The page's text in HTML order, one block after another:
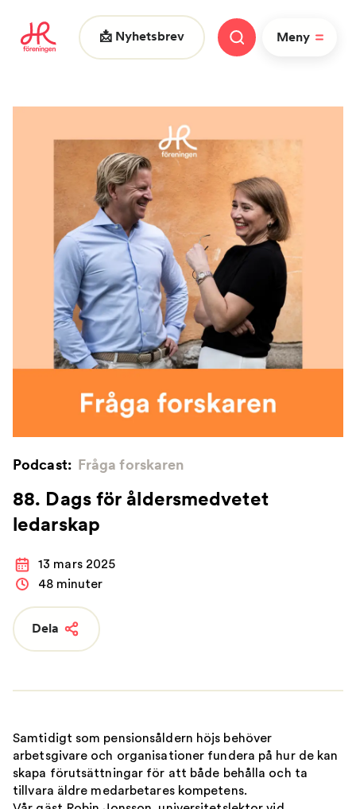
📩 Nyhetsbrev Meny
FAQ Nyheter Nätverk
HR dagarna
Podcast: Fråga forskaren
88. Dags för åldersmedvetet
ledarskap
13 mars 2025
48 minuter
Dela
Samtidigt som pensionsåldern höjs behöver
arbetsgivare och organisationer fundera på hur de kan
skapa förutsättningar för att både behålla och ta
tillvara äldre medarbetares kompetens.